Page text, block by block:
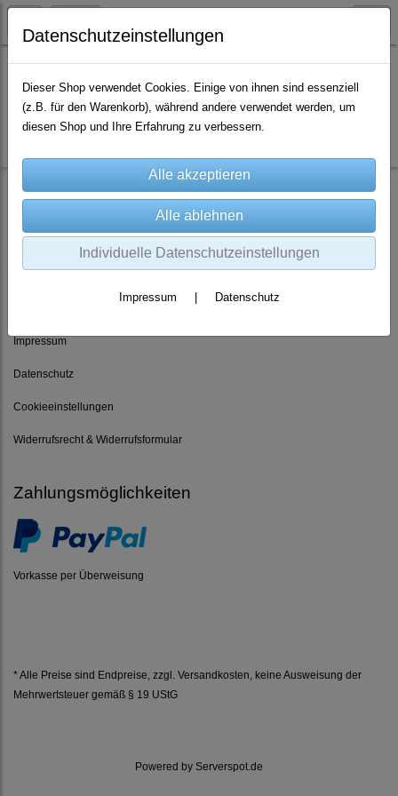
Es wurden leider keine Produkte gefunden.
Rechtliches
Impressum
Datenschutz
Cookieeinstellungen
Widerrufsrecht & Widerrufsformular
Zahlungsmöglichkeiten
Vorkasse per Überweisung
* Alle Preise sind Endpreise, zzgl. Versandkosten , keine Ausweisung der
Mehrwertsteuer gemäß § 19 UStG
Powered by Serverspot.de
Datenschutzeinstellungen
Dieser Shop verwendet Cookies. Einige von ihnen sind essenziell
(z.B. für den Warenkorb), während andere verwendet werden, um
diesen Shop und Ihre Erfahrung zu verbessern.
Individuelle Datenschutzeinstellungen
Impressum Datenschutz